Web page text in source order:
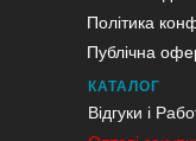
Політика
Публічна
КАТАЛОГ
Відгуки і